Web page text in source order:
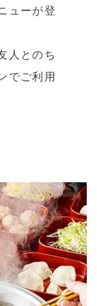
ューが登
人とのち
でご利用